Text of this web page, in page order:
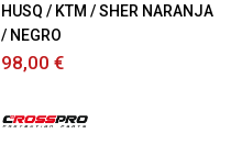
HUSQ / KTM / SHER NARANJA
/ NEGRO
98,00 €